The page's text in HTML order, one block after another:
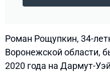
Роман Рощупкин, 34-
Воронежской области,
2020 года на Дармут-